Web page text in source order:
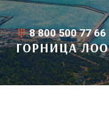
8 800 500 77 66
ГОРНИЦА ЛОО